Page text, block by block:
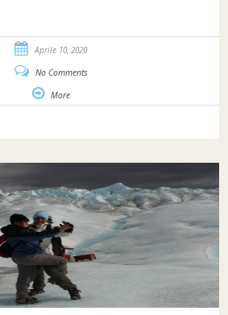
Aprile 10, 2020
No Comments
More